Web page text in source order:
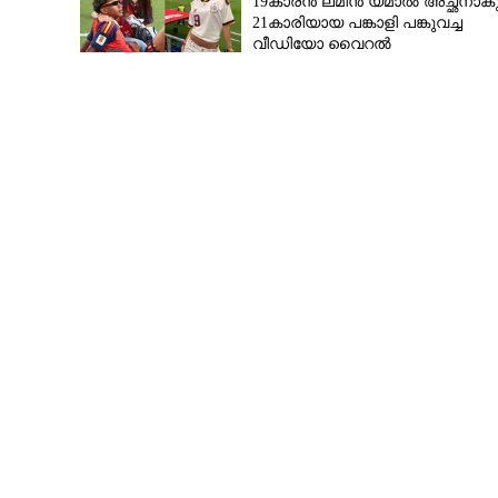
21കാരിയായ പങ്കാളി പങ്കുവച്ച
വീഡിയോ വൈറൽ